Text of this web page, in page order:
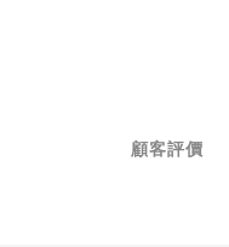
顧客評價